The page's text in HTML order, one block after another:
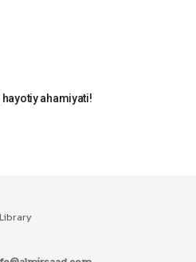
ahamiyati!
Library